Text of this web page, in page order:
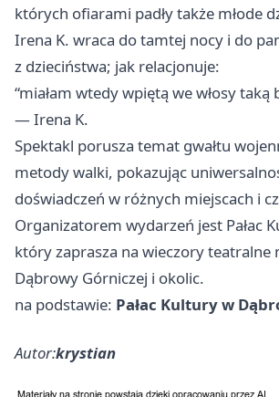
których ofiarami padły także młode
Irena K. wraca do tamtej nocy i do
z dzieciństwa; jak relacjonuje:
“miałam wtedy wpiętą we włosy taką
— Irena K.
Spektakl porusza temat gwałtu
metody walki, pokazując
doświadczeń w różnych miejscach i
Organizatorem wydarzeń jest Pałac
który zaprasza na wieczory teatralne
Dąbrowy Górniczej i okolic.
na podstawie: Pałac Kultury w
Autor:krystian